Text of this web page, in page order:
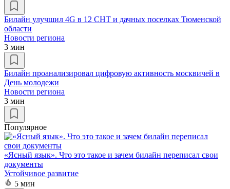
Билайн улучшил 4G в 12 СНТ и дачных поселках Тюменской
области
Новости региона
3 мин
Билайн проанализировал цифровую активность москвичей в
День молодежи
Новости региона
3 мин
Популярное
«Ясный язык». Что это такое и зачем билайн переписал свои
документы
Устойчивое развитие
5 мин